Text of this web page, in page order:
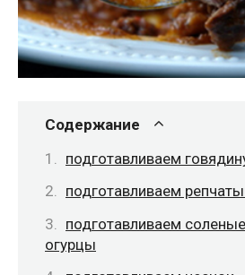
Содержание
подготавливаем
подготавливаем
подготавливаем
огурцы